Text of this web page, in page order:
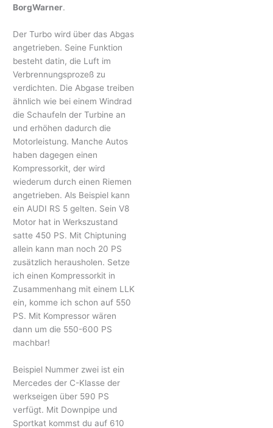
BorgWarner.
Der Turbo wird über das Abgas
angetrieben. Seine Funktion
besteht datin, die Luft im
Verbrennungsprozeß zu
verdichten. Die Abgase treiben
ähnlich wie bei einem Windrad
die Schaufeln der Turbine an
und erhöhen dadurch die
Motorleistung. Manche Autos
haben dagegen einen
Kompressorkit, der wird
wiederum durch einen Riemen
angetrieben. Als Beispiel kann
ein AUDI RS 5 gelten. Sein V8
Motor hat in Werkszustand
satte 450 PS. Mit Chiptuning
allein kann man noch 20 PS
zusätzlich herausholen. Setze
ich einen Kompressorkit in
Zusammenhang mit einem LLK
ein, komme ich schon auf 550
PS. Mit Kompressor wären
dann um die 550-600 PS
machbar!
Beispiel Nummer zwei ist ein
Mercedes der C-Klasse der
werkseigen über 590 PS
verfügt. Mit Downpipe und
Sportkat kommst du auf 610